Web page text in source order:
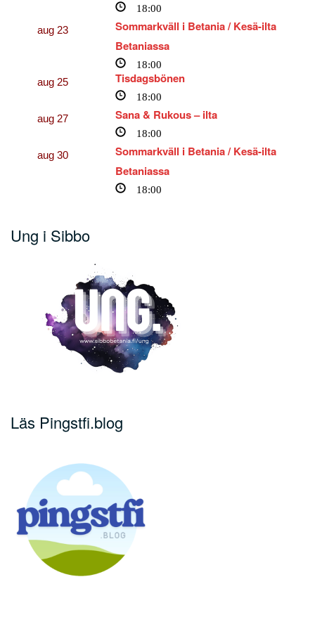
18:00
aug 23
Sommarkväll i Betania / Kesä-ilta
Betaniassa
18:00
aug 25 Tisdagsbönen
18:00
aug 27 Sana & Rukous – ilta
18:00
aug 30
Sommarkväll i Betania / Kesä-ilta
Betaniassa
18:00
Ung i Sibbo
Läs Pingstfi.blog